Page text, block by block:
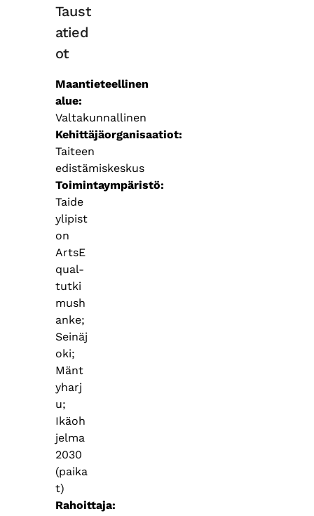
Taust
atied
ot
Maantieteellinen
alue
Valtakunnallinen
Kehittäjäorganisaatiot
Taiteen
edistämiskeskus
Toimintaympäristö
Taide
ylipist
on
ArtsE
qual-
tutki
mush
anke;
Seinäj
oki;
Mänt
yharj
u;
Ikäoh
jelma
2030
(paika
t)
Rahoittaja